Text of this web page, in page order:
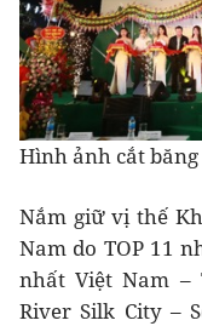
Hình ảnh cắt
Nắm giữ vị thế
Nam do TOP 11
nhất Việt Nam –
River Silk City –